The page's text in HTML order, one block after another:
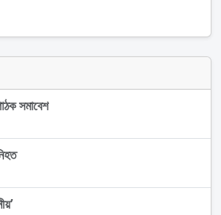
সমাবেশ